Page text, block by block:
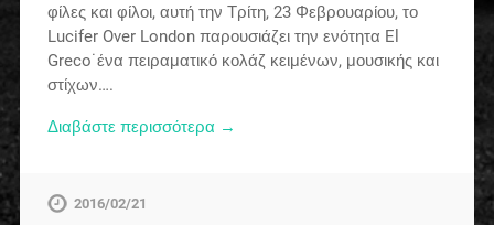
φίλες και φίλοι, αυτή την Τρίτη, 23 Φεβρουαρίου, το
Lucifer Over London παρουσιάζει την ενότητα El
Greco˙ένα πειραματικό κολάζ κειμένων, μουσικής και
στίχων….
Διαβάστε περισσότερα →
2016/02/21